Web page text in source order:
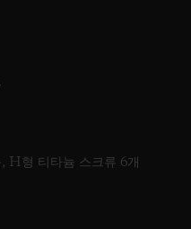
H형 티타늄 스크류 6개